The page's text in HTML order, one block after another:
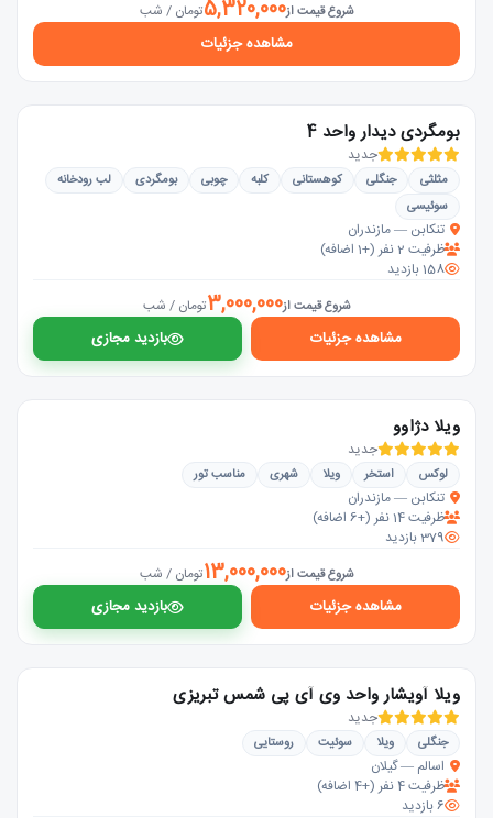
شروع قیمت از5,320,000تومان / شب
مشاهده جزئیات
بومگردی دیدار واحد 4
جدید
مثلثی جنگلی کوهستانی کلبه چوبی بومگردی
لب رودخانه
سوئیسی
تنکابن — مازندران
ظرفیت 2 نفر (+1 اضافه)
158 بازدید
شروع قیمت از3,000,000تومان / شب
مشاهده جزئیات بازدید مجازی
ویلا دژاوو
جدید
لوکس استخر ویلا شهری مناسب تور
تنکابن — مازندران
ظرفیت 14 نفر (+6 اضافه)
379 بازدید
شروع قیمت از13,000,000تومان / شب
مشاهده جزئیات بازدید مجازی
ویلا آویشار واحد وی آی پی شمس تبریزی
جدید
جنگلی ویلا سوئیت روستایی
اسالم — گیلان
ظرفیت 4 نفر (+4 اضافه)
6 بازدید